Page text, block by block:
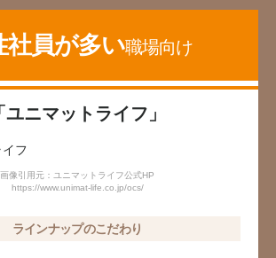
社員が多い職場向け
ユニマットライフ」
画像引用元：ユニマットライフ公式HP
https://www.unimat-life.co.jp/ocs/
ラインナップのこだわり